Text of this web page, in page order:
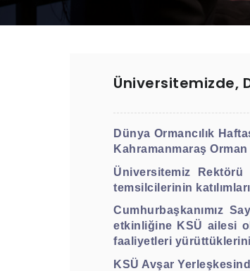
Üniversitemizde,
Dünya Ormancılık
Kahramanmaraş
Üniversitemiz
temsilcilerinin
Cumhurbaşkanımız
etkinliğine KSÜ ailesi
faaliyetleri
KSÜ Avşar